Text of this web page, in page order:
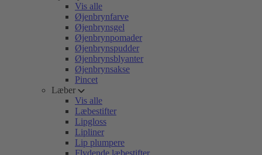
Vis alle
Øjenbrynfarve
Øjenbrynsgel
Øjenbrynpomader
Øjenbrynspudder
Øjenbrynsblyanter
Øjenbrynsakse
Pincet
Læber
Vis alle
Læbestifter
Lipgloss
Lipliner
Lip plumpere
Flydende læbestifter